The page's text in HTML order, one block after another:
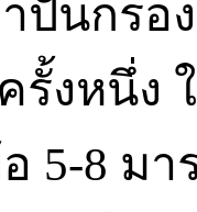
ปั่นกรอ
รั้งหนึ่ง
5-8 ม